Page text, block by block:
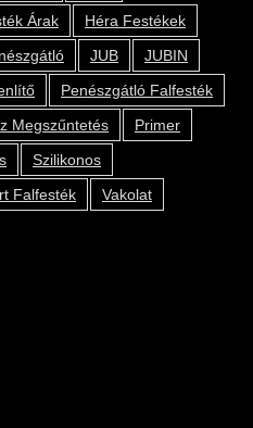
Árak
Héra Festékek
JUB
JUBIN
Penészgátló Falfesték
Megszűntetés
Primer
Szilikonos
Falfesték Vakolat